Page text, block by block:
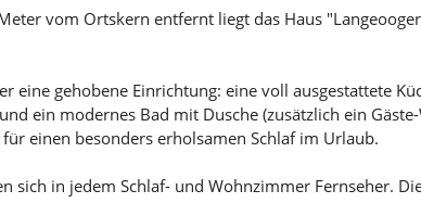
vom Ortskern entfernt liegt das Haus
eine gehobene Einrichtung: eine voll ausgestattete
ein modernes Bad mit Dusche (zusätzlich ein
einen besonders erholsamen Schlaf im Urlaub.
sich in jedem Schlaf- und Wohnzimmer Fernseher.